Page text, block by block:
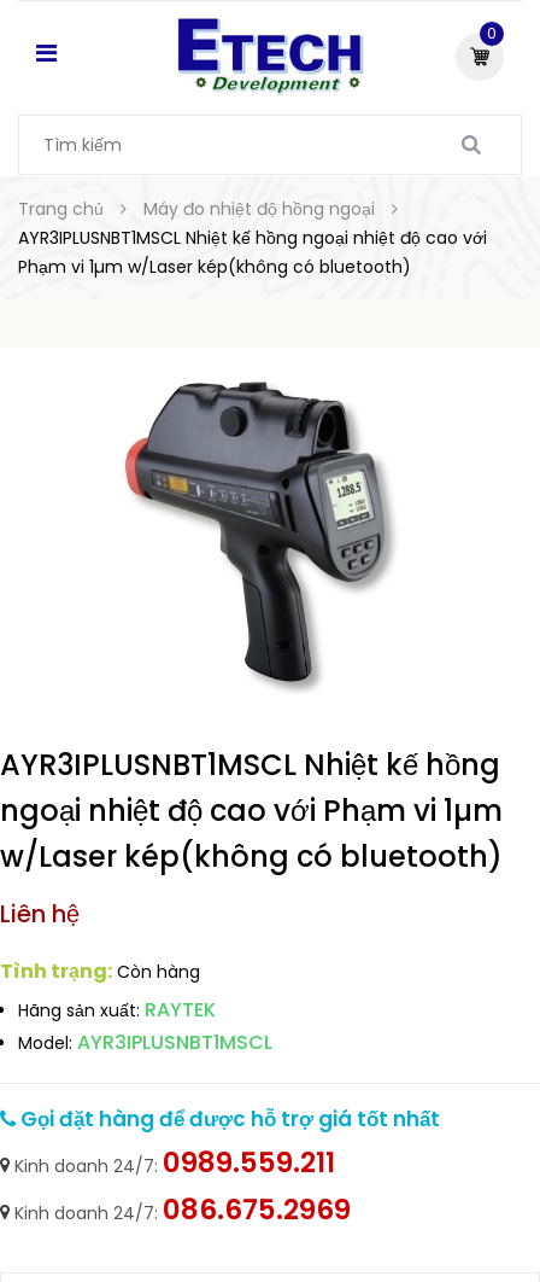
0
Trang chủ
Máy đo nhiệt độ hồng ngoại
AYR3IPLUSNBT1MSCL Nhiệt kế hồng ngoại nhiệt độ cao với
Phạm vi 1µm w/Laser kép(không có bluetooth)
AYR3IPLUSNBT1MSCL Nhiệt kế hồng
ngoại nhiệt độ cao với Phạm vi 1µm
w/Laser kép(không có bluetooth)
Liên hệ
Tình trạng: Còn hàng
Hãng sản xuất: RAYTEK
Model: AYR3IPLUSNBT1MSCL
Gọi đặt hàng để được hỗ trợ giá tốt nhất
Kinh doanh 24/7: 0989.559.211
Kinh doanh 24/7: 086.675.2969